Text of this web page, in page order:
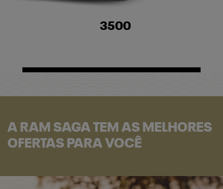
3500
A RAM SAGA TEM AS MELHORES
OFERTAS PARA VOCÊ